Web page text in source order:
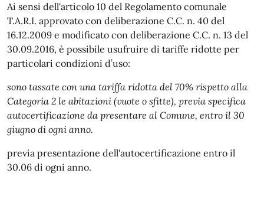
Ai sensi dell'articolo 10 del Regolamento comunale
T.A.R.I. approvato con deliberazione C.C. n. 40 del
16.12.2009 e modificato con deliberazione C.C. n. 13 del
30.09.2016, è possibile usufruire di tariffe ridotte per
particolari condizioni d’uso:
sono tassate con una tariffa ridotta del 70% rispetto alla
Categoria 2 le abitazioni (vuote o sfitte), previa specifica
autocertificazione da presentare al Comune, entro il 30
giugno di ogni anno.
previa presentazione dell'autocertificazione entro il
30.06 di ogni anno.